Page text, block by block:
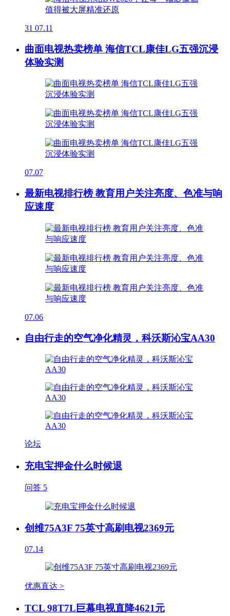
31 07.11
曲面电视热卖榜单 海信TCL康佳LG五强沉浸
体验实测
07.07
最新电视排行榜 教育用户关注亮度、色准与响
应速度
07.06
自由行走的空气净化精灵，科沃斯沁宝AA30
论坛
充电宝押金什么时候退
问答 5
创维75A3F 75英寸高刷电视2369元
07.14
优惠直达 >
TCL 98T7L巨幕电视直降4621元